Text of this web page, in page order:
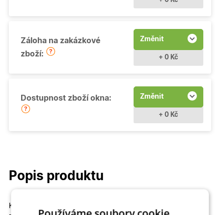
Záloha na zakázkové
zboží:
Změnit
+ 0 Kč
Dostupnost zboží okna: Změnit
+ 0 Kč
Popis produktu
Kvalitní a cenově dostupné